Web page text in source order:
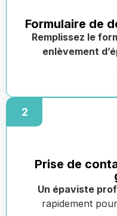
Formulaire de
Remplissez le
enlèvement
2
Prise de
Un épaviste
rapidement